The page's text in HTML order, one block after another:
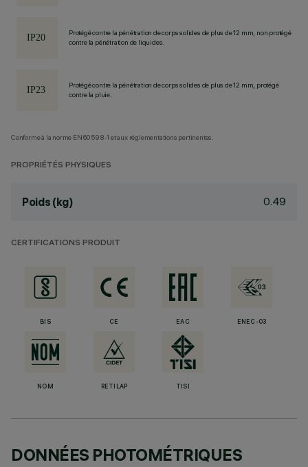
Protégé contre la pénétration de corps solides de plus de 12 mm, non protégé
contre la pénétration de liquides.
Protégé contre la pénétration de corps solides de plus de 12 mm, protégé
contre la pluie.
Conforme à la norme EN60598-1 et aux réglementations pertinentes.
PROPRIÉTÉS PHYSIQUES
Poids (kg) 0.49
CERTIFICATIONS PRODUIT
BIS CE EAC ENEC-03
NOM RETILAP TISI
DONNÉES PHOTOMÉTRIQUES